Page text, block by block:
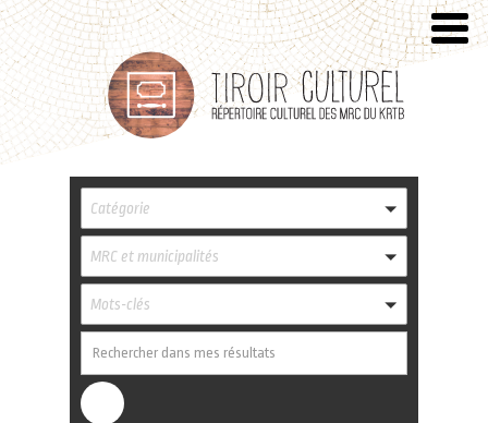
Catégorie
MRC et municipalités
Mots-clés